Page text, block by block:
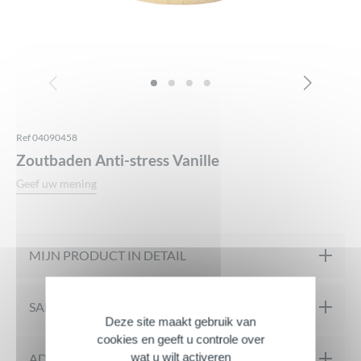
Ref 04090458
Zoutbaden Anti-stress Vanille
Geef uw mening
MIJN PRODUCT IN DETAIL
De anti-stress Vanille badzouten bieden een intense sensatie
van ontspanning en kalmte. Ze laten de huid zacht en subtiel
geparfumeerd achter..
SAMENSTELLING
Vertrouwen en transparantie in de samenstelling van de Zeebadzouten
Deze site maakt gebruik van
cookies en geeft u controle over
wat u wilt activeren